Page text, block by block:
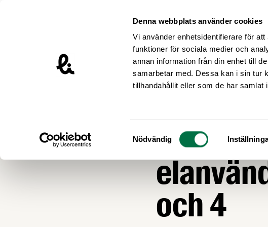
Denna webbplats använder cookies
Vi använder enhetsidentifierare för
funktioner för sociala medier och
annan information från din enhet till
samarbetar med. Dessa kan i sin tur
tillhandahållit eller som de har samlat
Samtyckesval
Nödvändig
Livsmedelsföretagen – till startsidan
Nyheter
och 4